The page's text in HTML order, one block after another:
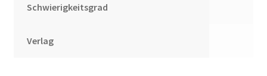
Schwierigkeitsgrad
Verlag